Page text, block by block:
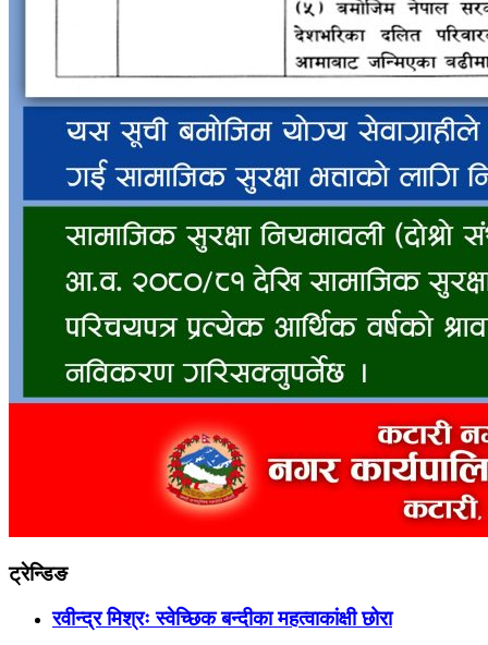
ट्रेन्डिङ
रवीन्द्र मिश्रः स्वेच्छिक बन्दीका महत्वाकांक्षी छोरा